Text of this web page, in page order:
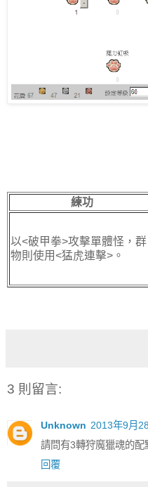
練功
以<破甲拳>攻擊單體怪，群
物則使用<猛虎連擊>。
3 則留言:
Unknown 2013年9月
請問有3轉狩魔獵魂的配
回覆